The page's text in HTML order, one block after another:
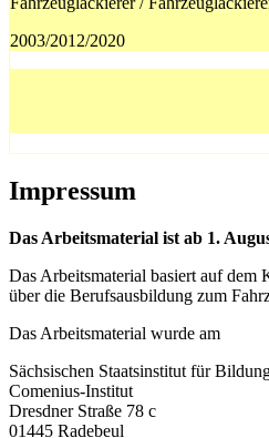
2003/2012/2020
Impressum
Das Arbeitsmaterial ist ab 1.
Das Arbeitsmaterial basiert auf
über die Berufsausbildung zum
Das Arbeitsmaterial wurde am
Sächsischen Staatsinstitut für
Comenius-Institut
Dresdner Straße 78 c
01445 Radebeul